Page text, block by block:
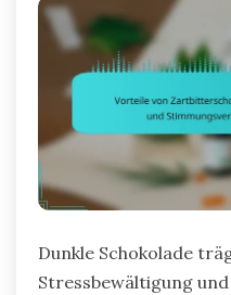
Dunkle Schokolade
Stressbewältigung